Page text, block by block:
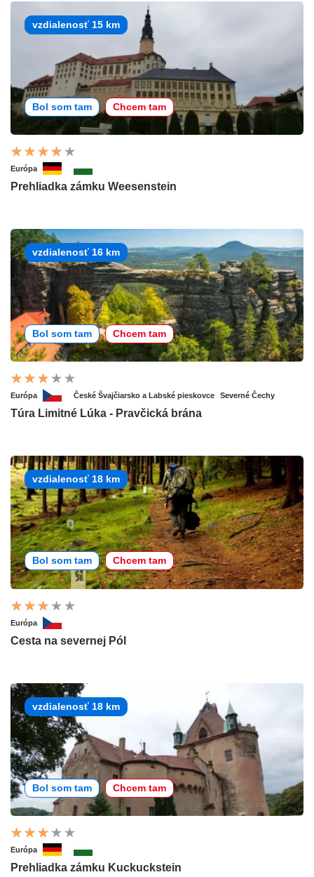
vzdialenosť 15 km
Bol som tam Chcem tam
Európa
Prehliadka zámku Weesenstein
vzdialenosť 16 km
Bol som tam Chcem tam
Európa České Švajčiarsko a Labské pieskovce Severné Čechy
Túra Limitné Lúka - Pravčická brána
vzdialenosť 18 km
Bol som tam Chcem tam
Európa
Cesta na severnej Pól
vzdialenosť 18 km
Bol som tam Chcem tam
Európa
Prehliadka zámku Kuckuckstein